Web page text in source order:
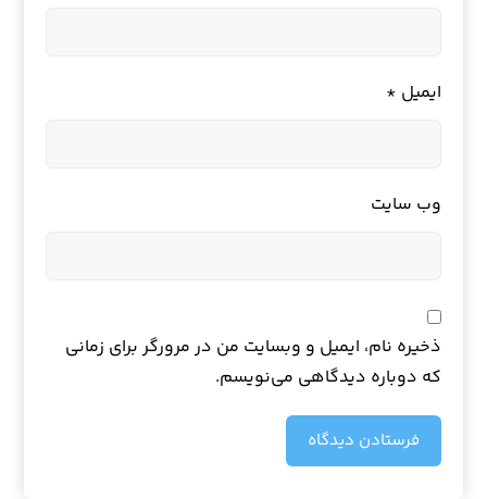
ایمیل *
وب‌ سایت
ذخیره نام، ایمیل و وبسایت من در مرورگر برای زمانی
که دوباره دیدگاهی می‌نویسم.
فرستادن دیدگاه